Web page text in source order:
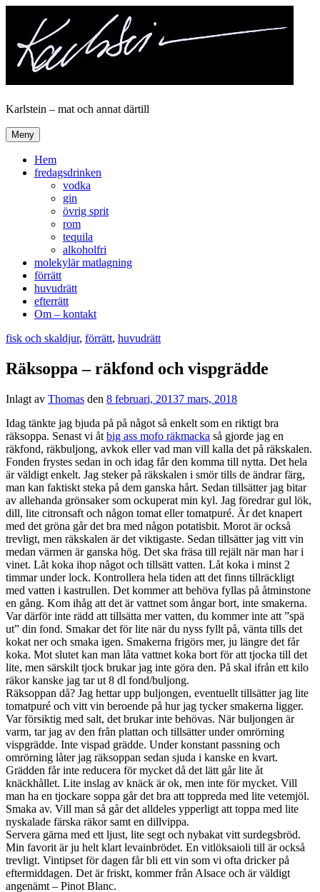
innehåll
Karlstein – mat och annat därtill
Meny
Hem
fredagsdrinken
vodka
gin
övrig sprit
rom
tequila
alkoholfri
molekylär matlagning
förrätt
huvudrätt
efterrätt
Om – kontakt
fisk och skaldjur, förrätt, huvudrätt
Räksoppa – räkfond och vispgrädde
Inlagt av Thomas den 8 februari, 20137 mars, 2018
Idag tänkte jag bjuda på på något så enkelt som en riktigt bra
räksoppa. Senast vi åt big ass mofo räkmacka så gjorde jag en
räkfond, räkbuljong, avkok eller vad man vill kalla det på räkskalen.
Fonden frystes sedan in och idag får den komma till nytta. Det hela
är väldigt enkelt. Jag steker på räkskalen i smör tills de ändrar färg,
man kan faktiskt steka på dem ganska hårt. Sedan tillsätter jag bitar
av allehanda grönsaker som ockuperat min kyl. Jag föredrar gul lök,
dill, lite citronsaft och någon tomat eller tomatpuré. Är det knapert
med det gröna går det bra med någon potatisbit. Morot är också
trevligt, men räkskalen är det viktigaste. Sedan tillsätter jag vitt vin
medan värmen är ganska hög. Det ska fräsa till rejält när man har i
vinet. Låt koka ihop något och tillsätt vatten. Låt koka i minst 2
timmar under lock. Kontrollera hela tiden att det finns tillräckligt
med vatten i kastrullen. Det kommer att behöva fyllas på åtminstone
en gång. Kom ihåg att det är vattnet som ångar bort, inte smakerna.
Var därför inte rädd att tillsätta mer vatten, du kommer inte att ”spä
ut” din fond. Smakar det för lite när du nyss fyllt på, vänta tills det
kokat ner och smaka igen. Smakerna frigörs mer, ju längre det får
koka. Mot slutet kan man låta vattnet koka bort för att tjocka till det
lite, men särskilt tjock brukar jag inte göra den. På skal ifrån ett kilo
räkor kanske jag tar ut 8 dl fond/buljong.
Räksoppan då? Jag hettar upp buljongen, eventuellt tillsätter jag lite
tomatpuré och vitt vin beroende på hur jag tycker smakerna ligger.
Var försiktig med salt, det brukar inte behövas. När buljongen är
varm, tar jag av den från plattan och tillsätter under omrörning
vispgrädde. Inte vispad grädde. Under konstant passning och
omrörning låter jag räksoppan sedan sjuda i kanske en kvart.
Grädden får inte reducera för mycket då det lätt går lite åt
knäckhållet. Lite inslag av knäck är ok, men inte för mycket. Vill
man ha en tjockare soppa går det bra att toppreda med lite vetemjöl.
Smaka av. Vill man så går det alldeles ypperligt att toppa med lite
nyskalade färska räkor samt en dillvippa.
Servera gärna med ett ljust, lite segt och nybakat vitt surdegsbröd.
Min favorit är ju helt klart levainbrödet. En vitlöksaioli till är också
trevligt. Vintipset för dagen får bli ett vin som vi ofta dricker på
eftermiddagen. Det är friskt, kommer från Alsace och är väldigt
angenämt – Pinot Blanc.